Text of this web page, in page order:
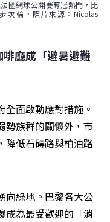
國網球公開賽奪冠熱門，比
次輪。照片來源：Nicolas
廳成「避暑避難
面啟動應對措施。
勢族群的關懷外，市
降低石磚路與柏油路
向綠地。巴黎各大公
成為最受歡迎的「消